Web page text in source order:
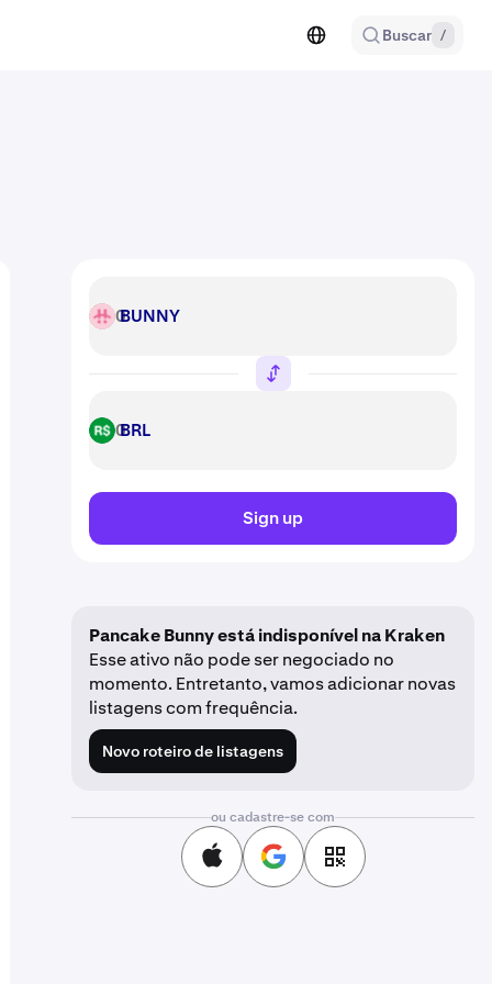
Buscar /
BUNNY BUNNY
BRL BRL
Sign up
Pancake Bunny está indisponível na Kraken
Esse ativo não pode ser negociado no
momento. Entretanto, vamos adicionar novas
listagens com frequência.
Novo roteiro de listagens
ou cadastre-se com